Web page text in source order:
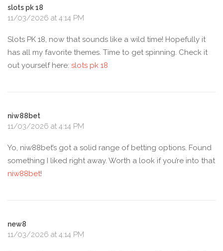
slots pk 18
11/03/2026 at 4:14 PM
Slots PK 18, now that sounds like a wild time! Hopefully it
has all my favorite themes. Time to get spinning. Check it
out yourself here: slots pk 18
niw88bet
11/03/2026 at 4:14 PM
Yo, niw88bet’s got a solid range of betting options. Found
something I liked right away. Worth a look if you’re into that
niw88bet!
new8
11/03/2026 at 4:14 PM